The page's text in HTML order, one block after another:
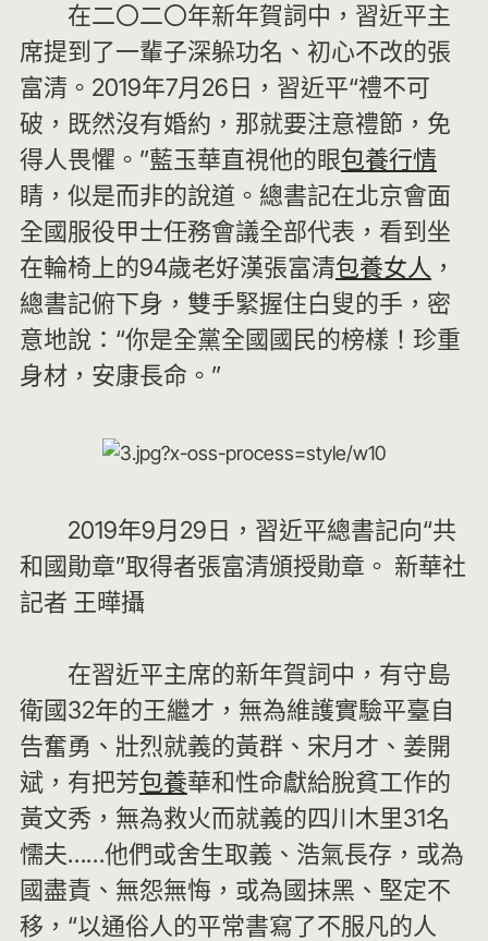
在二〇二〇年新年賀詞中，習近平主
席提到了一輩子深躲功名、初心不改的張
富清。2019年7月26日，習近平“禮不可
破，既然沒有婚約，那就要注意禮節，免
得人畏懼。”藍玉華直視他的眼包養行情
睛，似是而非的說道。總書記在北京會面
全國服役甲士任務會議全部代表，看到坐
在輪椅上的94歲老好漢張富清包養女人 ，
總書記俯下身，雙手緊握住白叟的手，密
意地說：“你是全黨全國國民的榜樣！珍重
身材，安康長命。”
2019年9月29日，習近平總書記向“共
和國勛章”取得者張富清頒授勛章。 新華社
記者 王曄攝
在習近平主席的新年賀詞中，有守島
衛國32年的王繼才，無為維護實驗平臺自
告奮勇、壯烈就義的黃群、宋月才、姜開
斌，有把芳包養華和性命獻給脫貧工作的
黃文秀，無為救火而就義的四川木里31名
懦夫……他們或舍生取義、浩氣長存，或為
國盡責、無怨無悔，或為國抹黑、堅定不
移，“以通俗人的平常書寫了不服凡的人